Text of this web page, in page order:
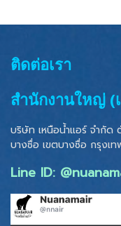
ติดต่อเรา
สำนักงานใหญ่ (
บริษัท เหนือน้ำแอร์ จำกั
บางซื่อ เขตบางซื่อ กรุงเ
Line ID: